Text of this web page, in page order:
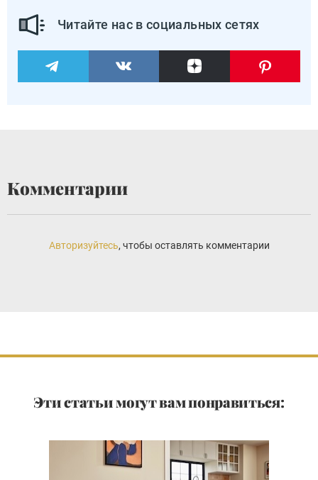
Читайте нас в социальных сетях
Комментарии
Авторизуйтесь, чтобы оставлять комментарии
Эти статьи могут вам понравиться: